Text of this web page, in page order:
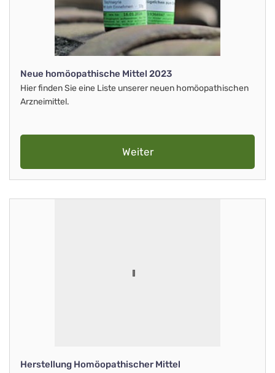
Neue homöopathische Mittel 2023
Hier finden Sie eine Liste unserer neuen homöopathischen
Arzneimittel.
Weiter
Herstellung Homöopathischer Mittel